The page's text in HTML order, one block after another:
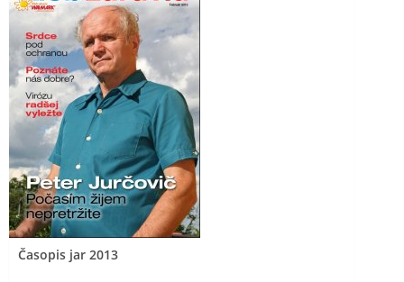
Časopis jar 2013